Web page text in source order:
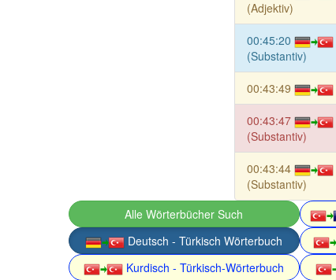
(Adjektiv)
00:45:20
(Substantiv)
00:43:49
00:43:47
(Substantiv)
00:43:44
(Substantiv)
Alle Wörterbücher Such
Deutsch - Türkisch Wörterbuch
Kurdisch - Türkisch-Wörterbuch